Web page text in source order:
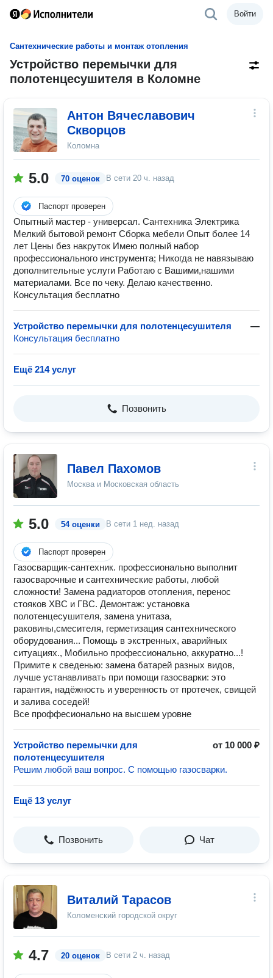
Войти
Сантехнические работы и монтаж отопления
Устройство перемычки для
полотенцесушителя в Коломне
Антон Вячеславович
Скворцов
Коломна
5.0 70 оценок В сети 20 ч. назад
Паспорт проверен
Опытный мастер - универсал. Сантехника Электрика
Мелкий бытовой ремонт Сборка мебели Опыт более 14
лет Цены без накруток Имею полный набор
профессионального инструмента; Никогда не навязываю
дополнительные услуги Работаю с Вашими,нашими
материалами. Все по чеку. Делаю качественно.
Консультация бесплатно
Устройство перемычки для полотенцесушителя
—
Консультация бесплатно
Ещё 214 услуг
Позвонить
Павел Пахомов
Москва и Московская область
5.0 54 оценки В сети 1 нед. назад
Паспорт проверен
Газосварщик-сантехник. профессионально выполнит
газосварочные и сантехнические работы, любой
сложности! Замена радиаторов отопления, перенос
стояков ХВС и ГВС. Демонтаж: установка
полотенцесушителя, замена унитаза,
раковины,смесителя, герметизация сантехнического
оборудования... Помощь в экстренных, аварийных
ситуациях., Мобильно профессионально, аккуратно...!
Примите к сведенью: замена батарей разных видов,
лучше устанавливать при помощи газосварки: это
гарантия, надёжность и уверенность от протечек, свищей
и залива соседей!
Все проффесионально на высшем уровне
Устройство перемычки для
полотенцесушителя
от 10 000 ₽
Решим любой ваш вопрос. С помощью газосварки.
Ещё 13 услуг
Позвонить Чат
Виталий Тарасов
Коломенский городской округ
4.7 20 оценок В сети 2 ч. назад